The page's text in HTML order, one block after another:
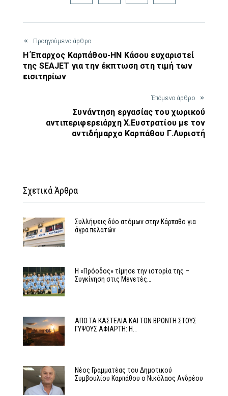
Προηγούμενο άρθρο
Η Έπαρχος Καρπάθου-ΗΝ Κάσου ευχαριστεί
της SEAJET για την έκπτωση στη τιμή των
εισιτηρίων
Έπόμενο άρθρο
Συνάντηση εργασίας του χωρικού
αντιπεριφερειάρχη Χ.Ευστρατίου με τον
αντιδήμαρχο Καρπάθου Γ.Λυριστή
Σχετικά Άρθρα
Συλλήψεις δύο ατόμων στην Κάρπαθο για
άγρα πελατών
Η «Πρόοδος» τίμησε την ιστορία της –
Συγκίνηση στις Μενετές…
ΑΠΟ ΤΑ ΚΑΣΤΕΛΙΑ ΚΑΙ ΤΟΝ ΒΡΟΝΤΗ ΣΤΟΥΣ
ΓΥΨΟΥΣ ΑΦΙΑΡΤΗ: Η…
Νέος Γραμματέας του Δημοτικού
Συμβουλίου Καρπάθου ο Νικόλαος Ανδρέου